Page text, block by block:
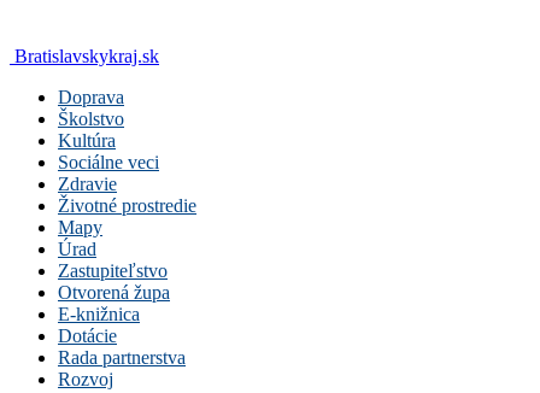
Bratislavskykraj.sk
Doprava
Školstvo
Kultúra
Sociálne veci
Zdravie
Životné prostredie
Mapy
Úrad
Zastupiteľstvo
Otvorená župa
E-knižnica
Dotácie
Rada partnerstva
Rozvoj